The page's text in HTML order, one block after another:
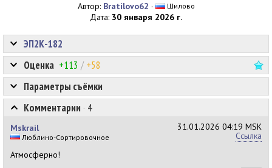
Автор: Bratilovo62 · Шилово
Дата: 30 января 2026 г.
Оценка +113 / +58
ЭП2К-182
Параметры съёмки
Комментарии · 4
31.01.2026 04:19 MSK
Ссылка
Mskrail
Люблино-Сортировочное
Атмосферно!